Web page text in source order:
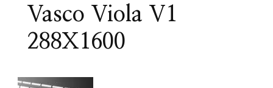
Vasco Viola V1
288X1600